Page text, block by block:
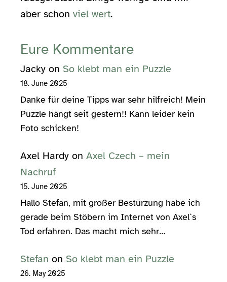
aber schon viel wert.
Eure Kommentare
Jacky on So klebt man ein Puzzle
18. June 2025
Danke für deine Tipps war sehr hilfreich! Mein
Puzzle hängt seit gestern!! Kann leider kein
Foto schicken!
Axel Hardy on Axel Czech – mein
Nachruf
15. June 2025
Hallo Stefan, mit großer Bestürzung habe ich
gerade beim Stöbern im Internet von Axel`s
Tod erfahren. Das macht mich sehr…
Stefan on So klebt man ein Puzzle
26. May 2025